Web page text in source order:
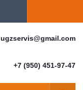
ugzservis@gmail.com
+7 (950) 451-97-47